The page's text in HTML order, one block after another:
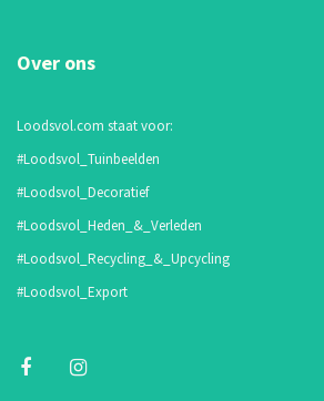
Over ons
Loodsvol.com staat voor:
#Loodsvol_Tuinbeelden
#Loodsvol_Decoratief
#Loodsvol_Heden_&_Verleden
#Loodsvol_Recycling_&_Upcycling
#Loodsvol_Export